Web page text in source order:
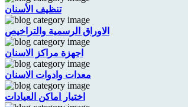
تنظيف الأسنان
الاوراق الرسمية والتراخيص
اجهزة مراكز الاسنان
معدات وادوات الاسنان
اختيار اماكن العيادات